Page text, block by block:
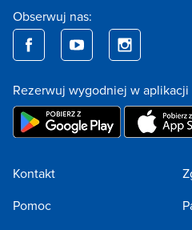
Obserwuj nas:
Rezerwuj wygodniej w aplikacji
Kontakt
Pomoc